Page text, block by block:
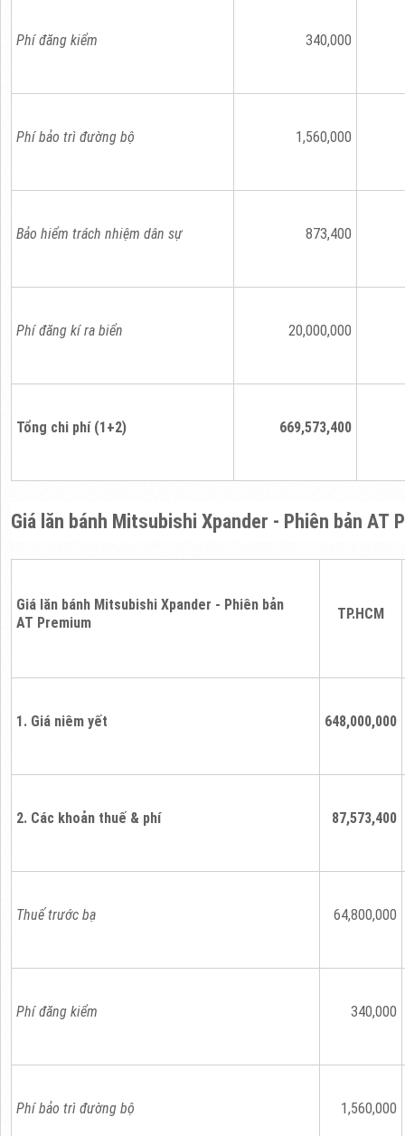
Phí đăng kiểm 340,000
Phí bảo trì đường bộ 1,560,000
Bảo hiểm trách nhiệm dân sự 873,400
Phí đăng kí ra biển 20,000,000
Tổng chi phí (1+2) 669,573,400
Giá lăn bánh Mitsubishi Xpander - Phiên bản AT
Giá lăn bánh Mitsubishi Xpander - Phiên bản
AT Premium
TP.HCM
1. Giá niêm yết 648,000,000
2. Các khoản thuế & phí 87,573,400
Thuế trước bạ 64,800,000
Phí đăng kiểm 340,000
Phí bảo trì đường bộ 1,560,000